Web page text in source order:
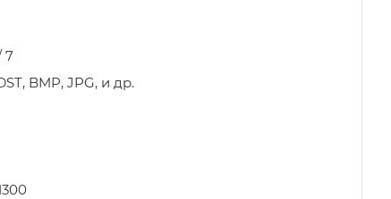
7
BMP, JPG, и др.